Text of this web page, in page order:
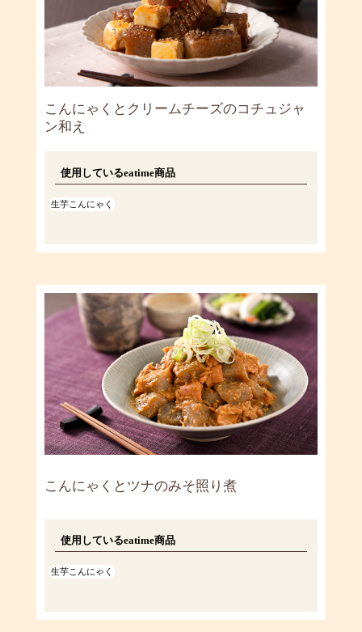
こんにゃくとクリームチーズのコチュジャ
ン和え
使用しているeatime商品
生芋こんにゃく
こんにゃくとツナのみそ照り煮
使用しているeatime商品
生芋こんにゃく